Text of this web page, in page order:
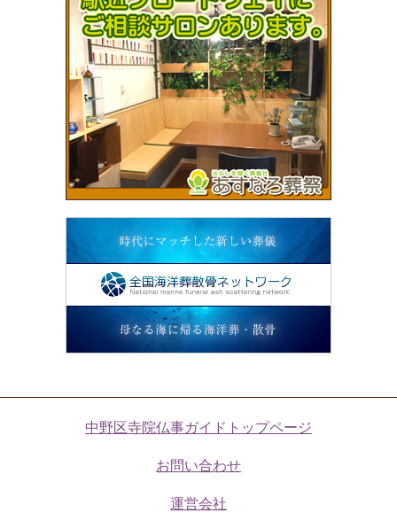
中野区寺院仏事ガイドトップページ
お問い合わせ
運営会社